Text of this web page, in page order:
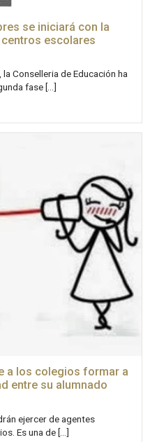
se iniciará con la
escolares
Conselleria de Educación ha
fase […]
a los colegios formar a
entre su alumnado
ejercer de agentes
Es una de […]